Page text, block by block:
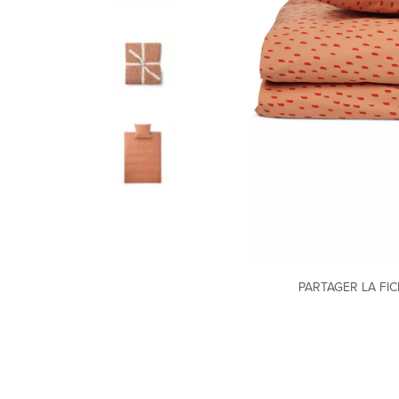
PARTAGER LA